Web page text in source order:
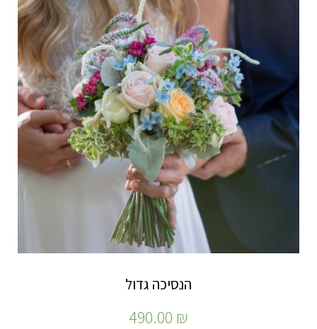
הנסיכה גדול
490.00 ₪